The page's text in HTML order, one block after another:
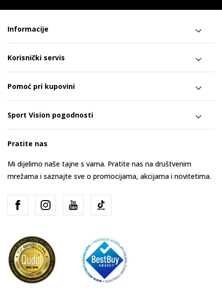
Informacije
Korisnički servis
Pomoć pri kupovini
Sport Vision pogodnosti
Pratite nas
Mi dijelimo naše tajne s vama. Pratite nas na društvenim
mrežama i saznajte sve o promocijama, akcijama i novitetima.